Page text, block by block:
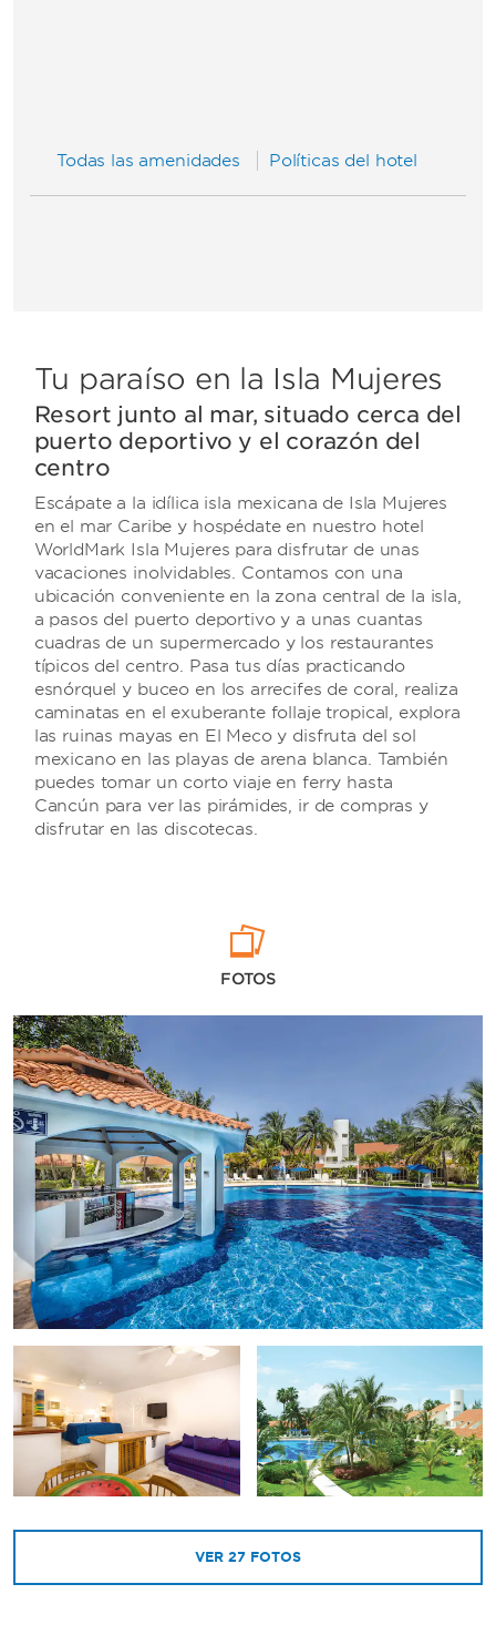
Todas las amenidades Políticas del hotel
Tu paraíso en la Isla Mujeres
Resort junto al mar, situado cerca del
puerto deportivo y el corazón del
centro
Escápate a la idílica isla mexicana de Isla Mujeres
en el mar Caribe y hospédate en nuestro hotel
WorldMark Isla Mujeres para disfrutar de unas
vacaciones inolvidables. Contamos con una
ubicación conveniente en la zona central de la isla,
a pasos del puerto deportivo y a unas cuantas
cuadras de un supermercado y los restaurantes
típicos del centro. Pasa tus días practicando
esnórquel y buceo en los arrecifes de coral, realiza
caminatas en el exuberante follaje tropical, explora
las ruinas mayas en El Meco y disfruta del sol
mexicano en las playas de arena blanca. También
puedes tomar un corto viaje en ferry hasta
Cancún para ver las pirámides, ir de compras y
disfrutar en las discotecas.
FOTOS
VER 27 FOTOS